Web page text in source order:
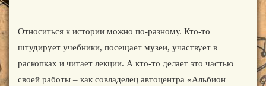
Относиться к истории можно по-разному. Кто-то
штудирует учебники, посещает музеи, участвует в
раскопках и читает лекции. А кто-то делает это частью
своей работы – как совладелец автоцентра «Альбион